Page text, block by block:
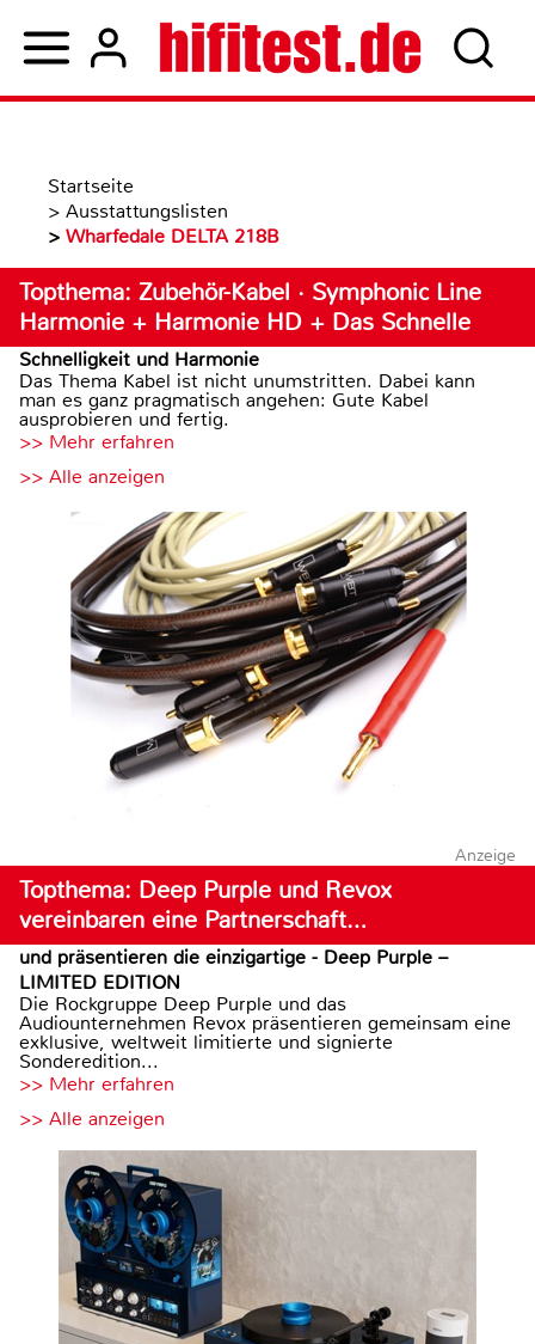
Startseite
> Ausstattungslisten
> Wharfedale DELTA 218B
Topthema: Zubehör-Kabel · Symphonic Line
Harmonie + Harmonie HD + Das Schnelle
Schnelligkeit und Harmonie
Das Thema Kabel ist nicht unumstritten. Dabei kann
man es ganz pragmatisch angehen: Gute Kabel
ausprobieren und fertig.
>> Mehr erfahren
>> Alle anzeigen
Anzeige
Topthema: Deep Purple und Revox
vereinbaren eine Partnerschaft…
und präsentieren die einzigartige - Deep Purple –
LIMITED EDITION
Die Rockgruppe Deep Purple und das
Audiounternehmen Revox präsentieren gemeinsam eine
exklusive, weltweit limitierte und signierte
Sonderedition...
>> Mehr erfahren
>> Alle anzeigen